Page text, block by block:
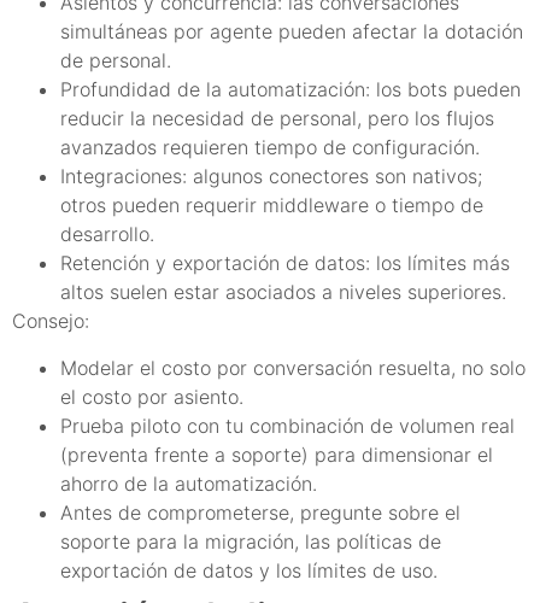
simultáneas por agente pueden afectar la dotación
de personal.
Profundidad de la automatización: los bots pueden
reducir la necesidad de personal, pero los flujos
avanzados requieren tiempo de configuración.
Integraciones: algunos conectores son nativos;
otros pueden requerir middleware o tiempo de
desarrollo.
Retención y exportación de datos: los límites más
altos suelen estar asociados a niveles superiores.
Consejo:
Modelar el costo por conversación resuelta, no solo
el costo por asiento.
Prueba piloto con tu combinación de volumen real
(preventa frente a soporte) para dimensionar el
ahorro de la automatización.
Antes de comprometerse, pregunte sobre el
soporte para la migración, las políticas de
exportación de datos y los límites de uso.